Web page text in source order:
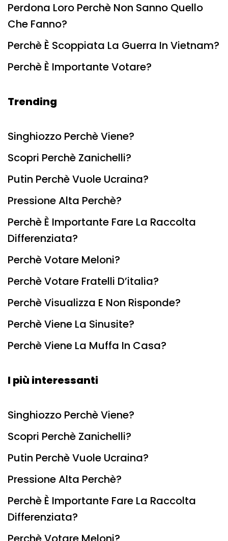
Perdona Loro Perchè Non Sanno Quello
Che Fanno?
Perchè È Scoppiata La Guerra In Vietnam?
Perchè È Importante Votare?
Trending
Singhiozzo Perchè Viene?
Scopri Perchè Zanichelli?
Putin Perchè Vuole Ucraina?
Pressione Alta Perchè?
Perchè È Importante Fare La Raccolta
Differenziata?
Perchè Votare Meloni?
Perchè Votare Fratelli D’italia?
Perchè Visualizza E Non Risponde?
Perchè Viene La Sinusite?
Perchè Viene La Muffa In Casa?
I più interessanti
Singhiozzo Perchè Viene?
Scopri Perchè Zanichelli?
Putin Perchè Vuole Ucraina?
Pressione Alta Perchè?
Perchè È Importante Fare La Raccolta
Differenziata?